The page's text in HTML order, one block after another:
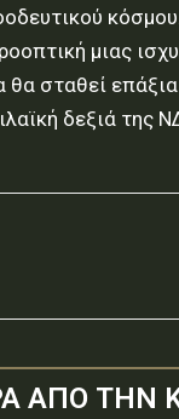
μιας
θα σταθεί
δεξιά της
ΑΠΟ ΤΗΝ